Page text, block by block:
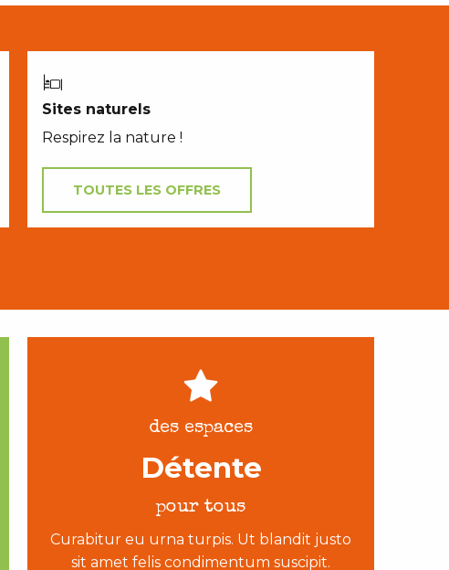
Sites naturels
Respirez la nature !
TOUTES LES OFFRES
des espaces
Détente
pour tous
Curabitur eu urna turpis. Ut blandit justo
sit amet felis condimentum suscipit.